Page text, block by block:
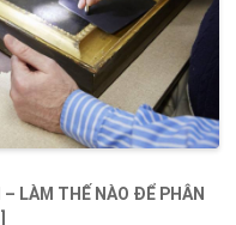
LÀM THẾ NÀO ĐỂ PHÂN